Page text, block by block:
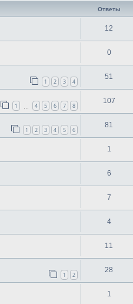
Ответы
12
0
1 2 3 4
51
1 4 5 6 7 8
107
1 2 3 4 5 6
81
1
6
7
4
11
1 2
28
1